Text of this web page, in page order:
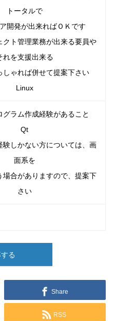
トータルで
開発が出来ればＯＫです
クト管理業務が出来る要員や
れを支援出来る
しゃれば併せて提案下さい
Linux
グラム作成経験があること
Qt
験しかない方については、画
面系を
場合がありますので、提案下
さい
る
Share
RSS